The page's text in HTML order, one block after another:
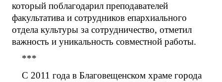
который поблагодарил преподавателей
факультатива и сотрудников епархиального
отдела культуры за сотрудничество, отметил
важность и уникальность совместной работы.
***
С 2011 года в Благовещенском храме города